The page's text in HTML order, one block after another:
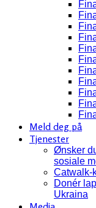
Meld deg på
Tjenester
Ønsker
sosiale
Catwalk-
Donér
Ukraina